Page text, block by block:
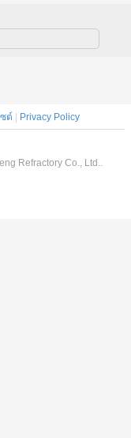
ต์ | Privacy Policy
Refractory Co., Ltd..